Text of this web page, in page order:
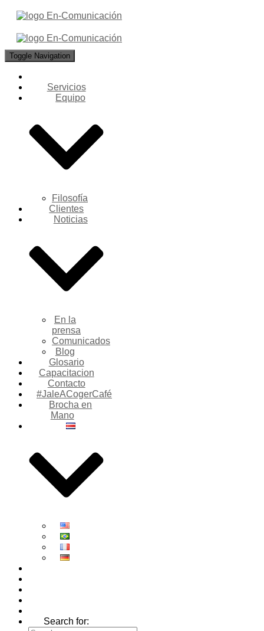
Toggle Navigation
Servicios
Equipo
Filosofía
Clientes
Noticias
En la
prensa
Comunicados
Blog
Glosario
Capacitacion
Contacto
#JaleACogerCafé
Brocha en
Mano
Search for: